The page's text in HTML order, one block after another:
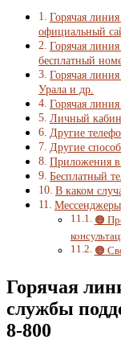
Горячая
официальный
Горячая
бесплатный
Горячая
Урала и др.
Горячая
Личный
Другие
Другие
Приложения
Бесплатный
В каком
Мессенджеры
🟠
🟠
Горячая
службы
8-800